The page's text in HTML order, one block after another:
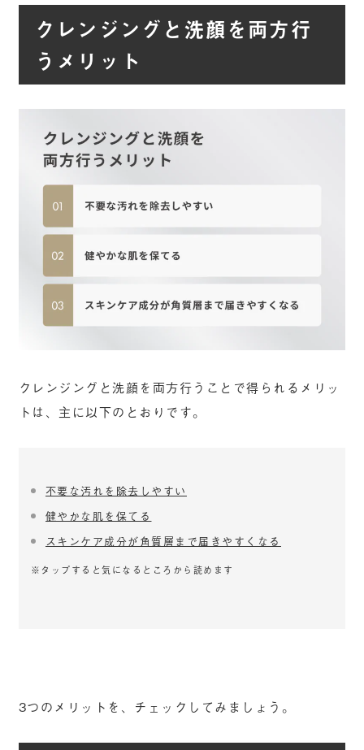
クレンジングと洗顔を両方行
うメリット
クレンジングと洗顔を両方行うことで得られるメリッ
トは、主に以下のとおりです。
不要な汚れを除去しやすい
健やかな肌を保てる
スキンケア成分が角質層まで届きやすくなる
※タップすると気になるところから読めます
3つのメリットを、チェックしてみましょう。